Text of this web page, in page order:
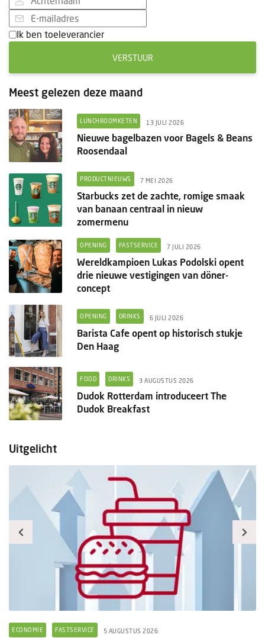
Ik ben toeleverancier
VERSTUUR
Meest gelezen deze maand
LUNCHROOMKETEN 13 JULI 2026
Nieuwe bagelbazen voor Bagels & Beans
Roosendaal
PRODUCTNIEUWS 7 MEI 2026
Starbucks zet de zachte, romige smaak
van banaan centraal in nieuw
zomermenu
OPENING FASTSERVICE 7 JULI 2026
Wereldkampioen Lukas Podolski opent
drie nieuwe vestigingen van döner-
concept
OPENING DRINKS 6 JULI 2026
Barista Cafe opent op historisch stukje
Den Haag
FOOD DRINKS 3 AUGUSTUS 2026
Dudok Rotterdam introduceert The
Dudok Breakfast
Uitgelicht
ECONOMIE FASTSERVICE 5 AUGUSTUS 2026